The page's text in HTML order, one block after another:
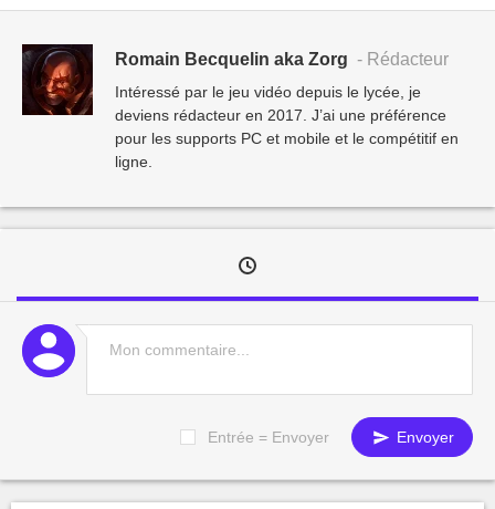
Romain Becquelin aka Zorg - Rédacteur
Intéressé par le jeu vidéo depuis le lycée, je
deviens rédacteur en 2017. J’ai une préférence
pour les supports PC et mobile et le compétitif en
ligne.
Entrée = Envoyer Envoyer